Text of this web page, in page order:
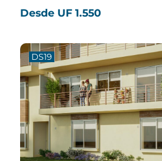
Desde UF 1.550
DS19